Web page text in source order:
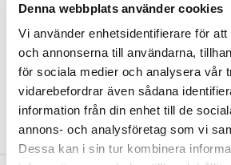
Denna webbplats använder cookies
Vi använder enhetsidentifierare för
och annonserna till användarna,
för sociala medier och analysera vår
vidarebefordrar även sådana
information från din enhet till de
annons- och analysföretag som vi
Dessa kan i sin tur kombinera
19179 Nuppivedin
19180 Nuppivedin Alvin